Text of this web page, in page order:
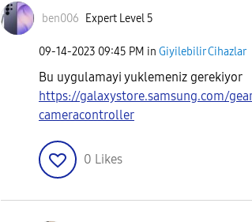
ben006 Expert Level 5
‎09-14-2023 09:45 PM in Giyilebilir Cihazlar
Bu uygulamayi yuklemeniz gerekiyor
https://galaxystore.samsung.com/
cameracontroller
0 Likes